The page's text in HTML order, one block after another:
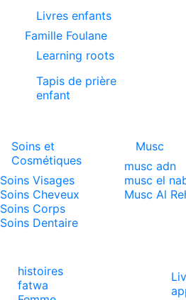
Livres enfants
Famille Foulane
Learning roots
Tapis de prière
enfant
Soins et
Cosmétiques
Soins Visages
Soins Cheveux
Soins Corps
Soins Dentaire
Musc
musc adn
musc el
Musc Al
histoires
fatwa